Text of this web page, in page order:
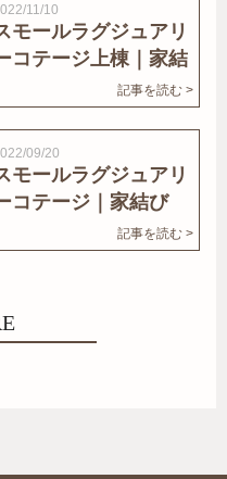
11/10
モールラグジュアリ
コテージ上棟｜家結
記事を読む >
09/20
モールラグジュアリ
コテージ｜家結び
記事を読む >